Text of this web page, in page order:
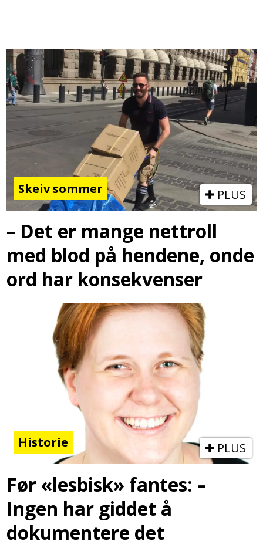
Skeiv sommer PLUS
– Det er mange nettroll
med blod på hendene, onde
ord har konsekvenser
Historie PLUS
Før «lesbisk» fantes: –
Ingen har giddet å
dokumentere det